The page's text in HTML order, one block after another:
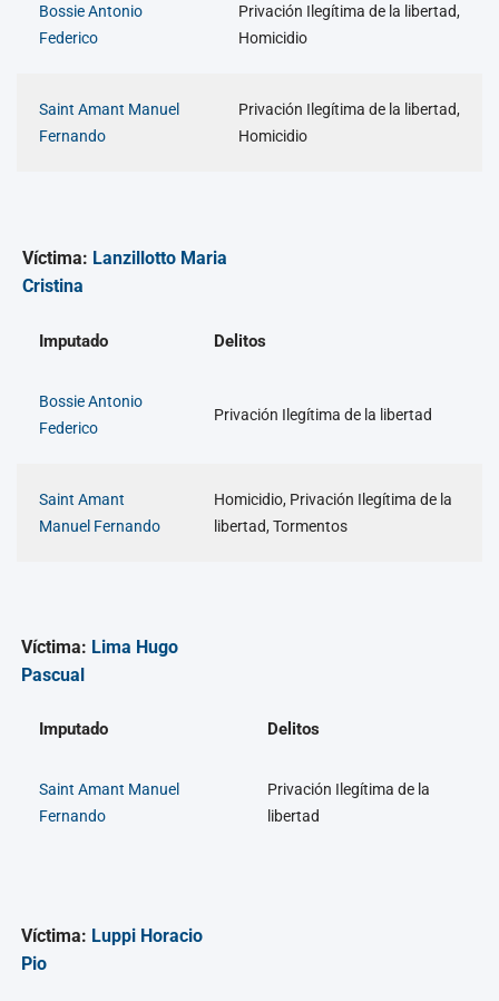
Bossie Antonio
Federico
Privación Ilegítima de la libertad,
Homicidio
Saint Amant Manuel
Fernando
Privación Ilegítima de la libertad,
Homicidio
Víctima: Lanzillotto Maria
Cristina
Imputado Delitos
Bossie Antonio
Federico
Privación Ilegítima de la libertad
Saint Amant
Manuel Fernando
Homicidio, Privación Ilegítima de la
libertad, Tormentos
Víctima: Lima Hugo
Pascual
Imputado Delitos
Saint Amant Manuel
Fernando
Privación Ilegítima de la
libertad
Víctima: Luppi Horacio
Pio